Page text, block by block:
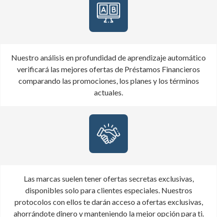
Nuestro análisis en profundidad de aprendizaje automático
verificará las mejores ofertas de Préstamos Financieros
comparando las promociones, los planes y los términos
actuales.
Las marcas suelen tener ofertas secretas exclusivas,
disponibles solo para clientes especiales. Nuestros
protocolos con ellos te darán acceso a ofertas exclusivas,
ahorrándote dinero y manteniendo la mejor opción para ti.